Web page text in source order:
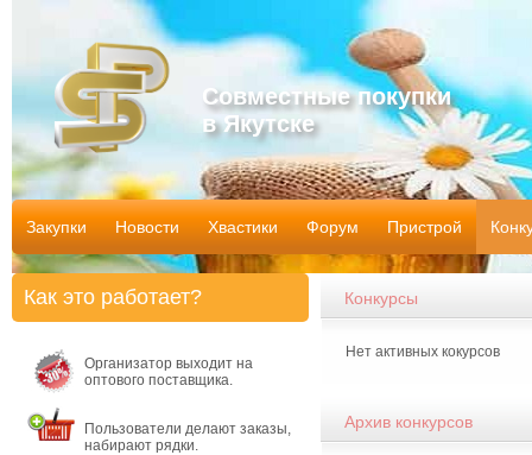
Совместные покупки
в Якутске
Закупки Новости Хвастики Форум Пристрой
Конкурсы
Нет активных кокурсов
Архив конкурсов
Как это работает?
Организатор выходит на
оптового поставщика.
Пользователи делают заказы,
набирают рядки.